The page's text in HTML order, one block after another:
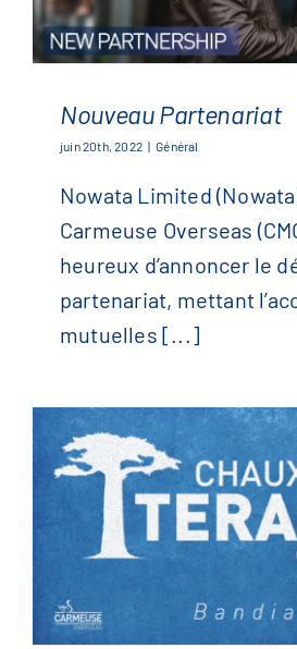
Nouveau
Nouveau Partenariat
juin 20th, 2022 | Général
Nowata Limited
Carmeuse Overseas
heureux d’annoncer le
partenariat, mettant
mutuelles [...]